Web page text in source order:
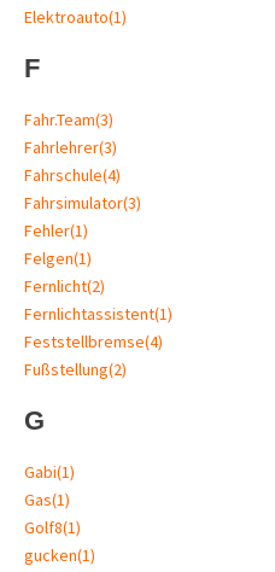
Elektroauto(1)
F
Fahr.Team(3)
Fahrlehrer(3)
Fahrschule(4)
Fahrsimulator(3)
Fehler(1)
Felgen(1)
Fernlicht(2)
Fernlichtassistent(1)
Feststellbremse(4)
Fußstellung(2)
G
Gabi(1)
Gas(1)
Golf8(1)
gucken(1)